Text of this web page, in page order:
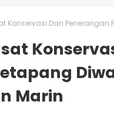
Konservasi Dan
Marin